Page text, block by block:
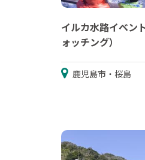
イルカ水路イベン
ォッチング）
鹿児島市・桜島